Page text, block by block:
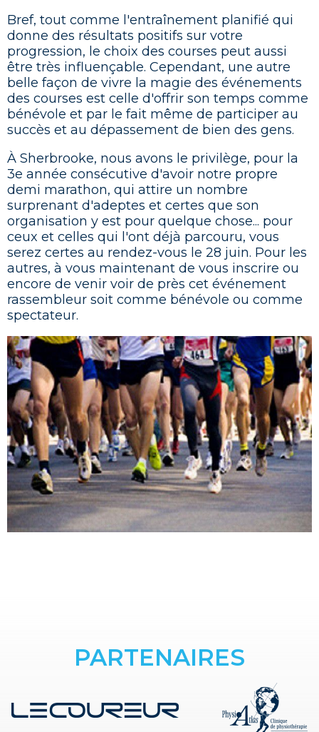
Bref, tout comme l'entraînement planifié qui
donne des résultats positifs sur votre
progression, le choix des courses peut aussi
être très influençable. Cependant, une autre
belle façon de vivre la magie des événements
des courses est celle d'offrir son temps comme
bénévole et par le fait même de participer au
succès et au dépassement de bien des gens.
À Sherbrooke, nous avons le privilège, pour la
3e année consécutive d'avoir notre propre
demi marathon, qui attire un nombre
surprenant d'adeptes et certes que son
organisation y est pour quelque chose... pour
ceux et celles qui l'ont déjà parcouru, vous
serez certes au rendez-vous le 28 juin. Pour les
autres, à vous maintenant de vous inscrire ou
encore de venir voir de près cet événement
rassembleur soit comme bénévole ou comme
spectateur.
PARTENAIRES